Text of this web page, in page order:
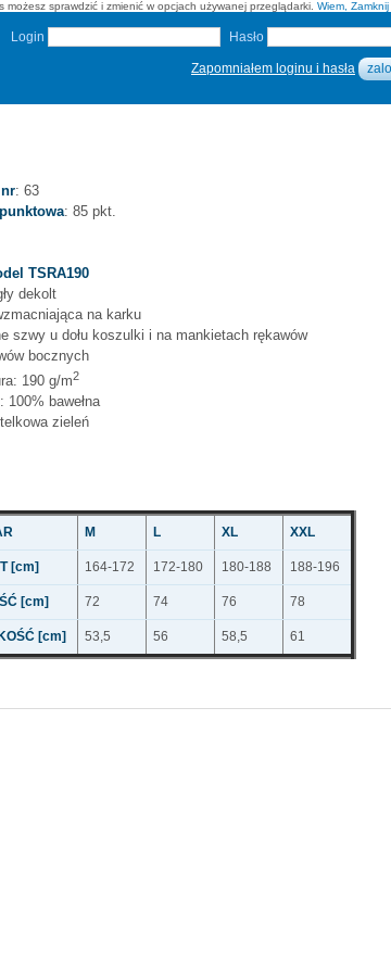
sprawdzić i zmienić w opcjach używanej przeglądarki. Wiem, Zamknij
Login Hasło
Zapomniałem loginu i hasła
: 63
: 85 pkt.
TSRA190
dekolt
na karku
szwy u dołu koszulki i na mankietach rękawów
bocznych
190 g/m2
100% bawełna
zieleń
M L XL XXL
[cm] 164-172 172-180 180-188 188-196
[cm] 72 74 76 78
[cm] 53,5 56 58,5 61